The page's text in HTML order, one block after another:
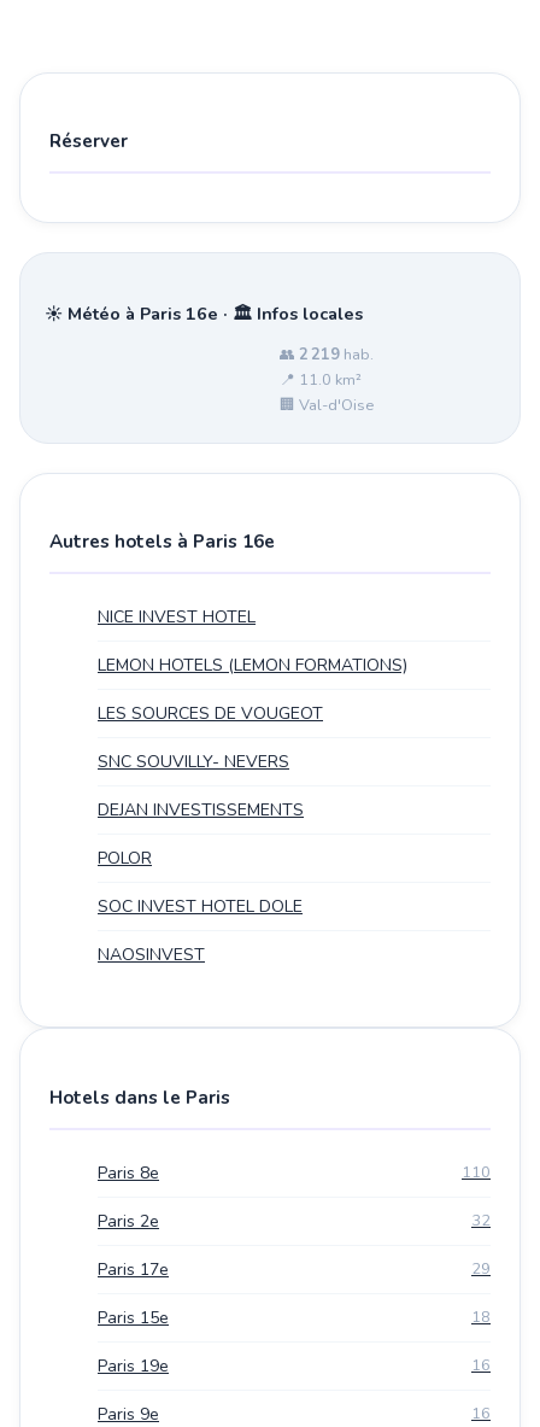
Réserver
☀️ Météo à Paris 16e · 🏛️ Infos locales
👥 2 219 hab.
📍 11.0 km²
🏢 Val-d'Oise
Autres hotels à Paris 16e
NICE INVEST HOTEL
LEMON HOTELS (LEMON FORMATIONS)
LES SOURCES DE VOUGEOT
SNC SOUVILLY- NEVERS
DEJAN INVESTISSEMENTS
POLOR
SOC INVEST HOTEL DOLE
NAOSINVEST
Hotels dans le Paris
Paris 8e 110
Paris 2e 32
Paris 17e 29
Paris 15e 18
Paris 19e 16
Paris 9e 16